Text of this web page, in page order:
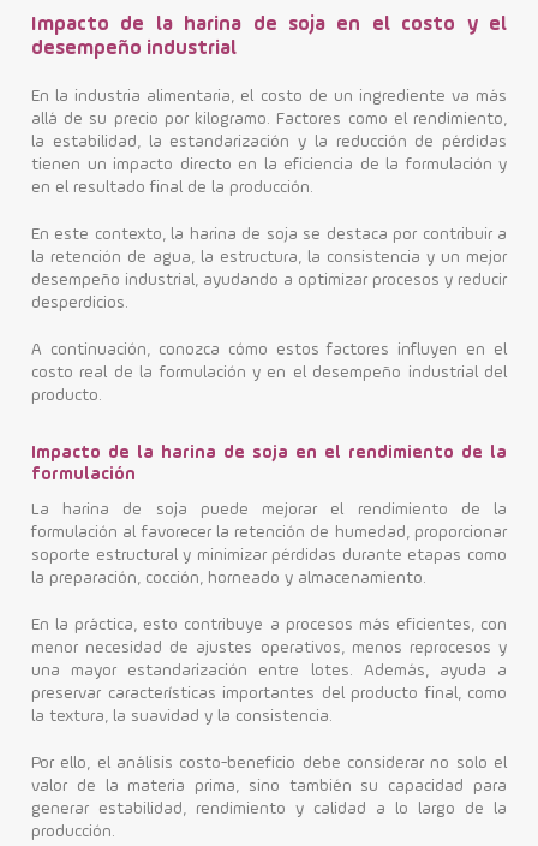
Impacto de la harina de soja en el costo y el
desempeño industrial
En la industria alimentaria, el costo de un ingrediente va más
allá de su precio por kilogramo. Factores como el rendimiento,
la estabilidad, la estandarización y la reducción de pérdidas
tienen un impacto directo en la eficiencia de la formulación y
en el resultado final de la producción.
En este contexto, la harina de soja se destaca por contribuir a
la retención de agua, la estructura, la consistencia y un mejor
desempeño industrial, ayudando a optimizar procesos y reducir
desperdicios.
A continuación, conozca cómo estos factores influyen en el
costo real de la formulación y en el desempeño industrial del
producto.
Impacto de la harina de soja en el rendimiento de la
formulación
La harina de soja puede mejorar el rendimiento de la
formulación al favorecer la retención de humedad, proporcionar
soporte estructural y minimizar pérdidas durante etapas como
la preparación, cocción, horneado y almacenamiento.
En la práctica, esto contribuye a procesos más eficientes, con
menor necesidad de ajustes operativos, menos reprocesos y
una mayor estandarización entre lotes. Además, ayuda a
preservar características importantes del producto final, como
la textura, la suavidad y la consistencia.
Por ello, el análisis costo-beneficio debe considerar no solo el
valor de la materia prima, sino también su capacidad para
generar estabilidad, rendimiento y calidad a lo largo de la
producción.